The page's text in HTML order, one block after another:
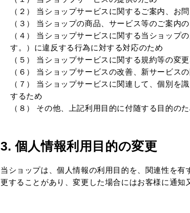
（２） 当ショップサービスに関するご案内、お
（３） 当ショップの商品、サービス等のご案内
（４） 当ショップサービスに関する当ショップ
す。）に違反する行為に対する対応のため
（５） 当ショップサービスに関する規約等の変
（６） 当ショップサービスの改善、新サービス
（７） 当ショップサービスに関連して、個別を
するため
（８） その他、上記利用目的に付随する目的の
3. 個人情報利用目的の変更
当ショップは、個人情報の利用目的を、関連性を
更することがあり、変更した場合にはお客様に通知